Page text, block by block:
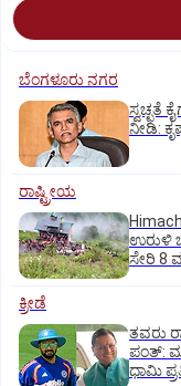
ಬೆಂಗಳೂರು ನಗರ
ಸ್ವಚ್ಛತೆ
ನೀಡಿ:
ರಾಷ್ಟ್ರೀಯ
ಉರುಳಿ
ಸೇರಿ 8
ಕ್ರೀಡೆ
ತವರು
ಪಂತ್:‌
ಧಾಮಿ